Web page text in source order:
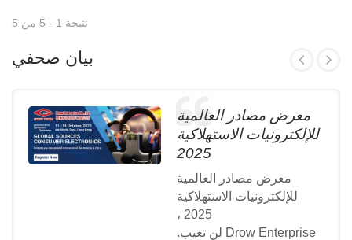
نتيجة 1 - 5 من 5
بيان صحفي
معرض مصادر العالمية
للإلكترونيات الاستهلاكية
2025
معرض مصادر العالمية
للإلكترونيات الاستهلاكية
2025 ،
Drow Enterprise لن تغيب.